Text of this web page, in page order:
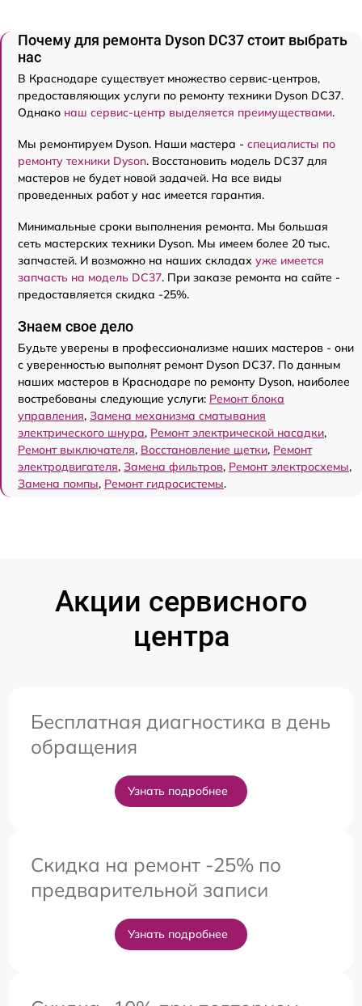
Почему для ремонта Dyson DC37 стоит выбрать
нас
В Краснодаре существует множество сервис-центров,
предоставляющих услуги по ремонту техники Dyson DC37.
Однако наш сервис-центр выделяется преимуществами.
Мы ремонтируем Dyson. Наши мастера - специалисты по
ремонту техники Dyson. Восстановить модель DC37 для
мастеров не будет новой задачей. На все виды
проведенных работ у нас имеется гарантия.
Минимальные сроки выполнения ремонта. Мы большая
сеть мастерских техники Dyson. Мы имеем более 20 тыс.
запчастей. И возможно на наших складах уже имеется
запчасть на модель DC37. При заказе ремонта на сайте -
предоставляется скидка -25%.
Знаем свое дело
Будьте уверены в профессионализме наших мастеров - они
с уверенностью выполнят ремонт Dyson DC37. По данным
наших мастеров в Краснодаре по ремонту Dyson, наиболее
востребованы следующие услуги: Ремонт блока
управления, Замена механизма сматывания
электрического шнура, Ремонт электрической насадки,
Ремонт выключателя, Восстановление щетки, Ремонт
электродвигателя, Замена фильтров, Ремонт электросхемы,
Замена помпы, Ремонт гидросистемы.
Акции сервисного
центра
Бесплатная диагностика в день
обращения
Узнать подробнее
Скидка на ремонт -25% по
предварительной записи
Узнать подробнее